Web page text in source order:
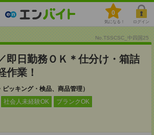
0
気になる！ ログイン
No.TSSCSC_中四国25
即日勤務ＯＫ＊仕分け・箱詰
作業！
ッキング・検品、商品管理）
社会人未経験OK ブランクOK